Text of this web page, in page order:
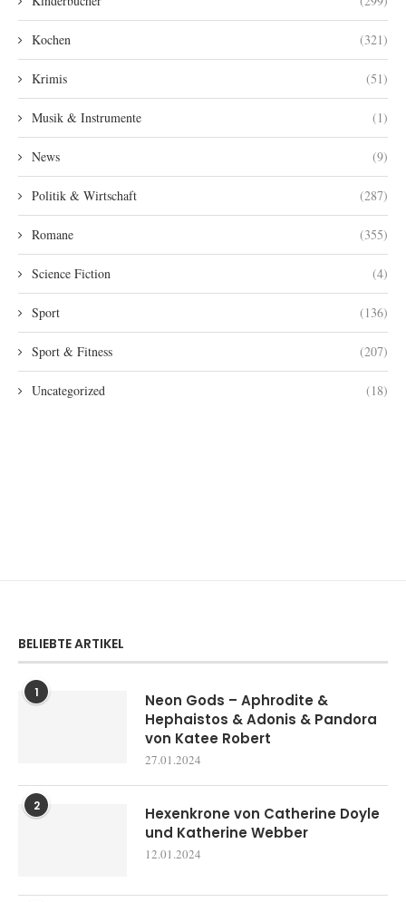
Kochen (321)
Krimis (51)
Musik & Instrumente (1)
News (9)
Politik & Wirtschaft (287)
Romane (355)
Science Fiction (4)
Sport (136)
Sport & Fitness (207)
Uncategorized (18)
BELIEBTE ARTIKEL
1
Neon Gods – Aphrodite &
Hephaistos & Adonis & Pandora
von Katee Robert
27.01.2024
2
Hexenkrone von Catherine Doyle
und Katherine Webber
12.01.2024